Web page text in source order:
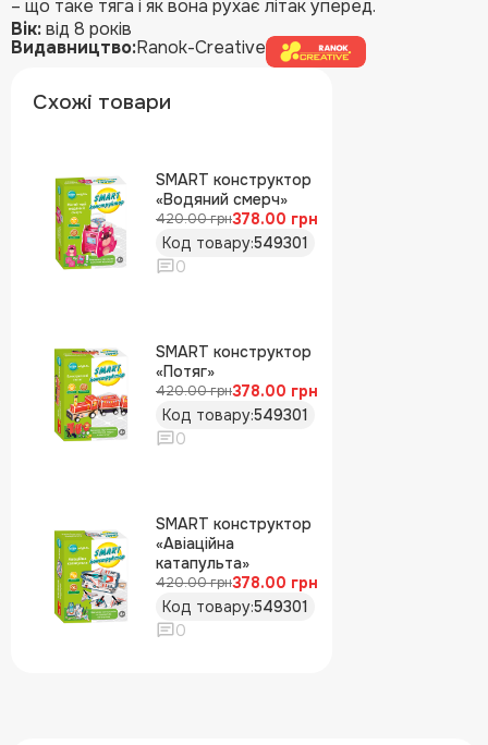
– що таке тяга і як вона рухає літак уперед.
Вік:від 8 років
Видавництво:Ranok-Creative
Схожі товари
SMART конструктор
«Водяний смерч»
420.00 грн378.00 грн
Код товару:549301
0
SMART конструктор
«Потяг»
420.00 грн378.00 грн
Код товару:549301
0
SMART конструктор
«Авіаційна
катапульта»
420.00 грн378.00 грн
Код товару:549301
0